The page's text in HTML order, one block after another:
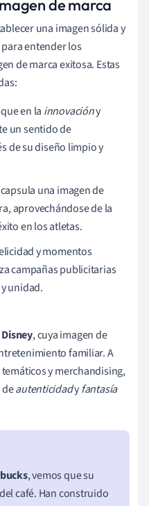
de marca
una imagen sólida y
entender los
de marca exitosa. Estas
en la innovacióny
un sentido de
de su diseño limpio y
una imagen de
aprovechándose de la
en los atletas.
y momentos
campañas publicitarias
unidad.
Disney, cuya imagen de
familiar. A
y merchandising,
deautenticidadyfantasía
, vemos que su
café. Han construido